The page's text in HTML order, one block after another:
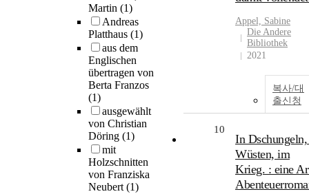
Martin (1)
Andreas
Platthaus (1)
aus dem
Englischen
übertragen von
Berta Franzos
(1)
ausgewählt
von Christian
Döring (1)
mit
Holzschnitten
von Franziska
Neubert(1)
Appel, Sabine
Die Andere
Bibliothek
2021
복사/대
출신청
10
In
Wüsten, im
Krieg. : eine